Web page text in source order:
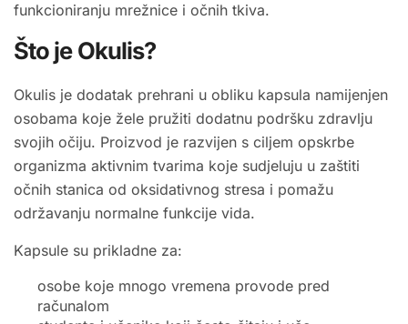
funkcioniranju mrežnice i očnih tkiva.
Što je Okulis?
Okulis je dodatak prehrani u obliku kapsula namijenjen
osobama koje žele pružiti dodatnu podršku zdravlju
svojih očiju. Proizvod je razvijen s ciljem opskrbe
organizma aktivnim tvarima koje sudjeluju u zaštiti
očnih stanica od oksidativnog stresa i pomažu
održavanju normalne funkcije vida.
Kapsule su prikladne za:
osobe koje mnogo vremena provode pred
računalom